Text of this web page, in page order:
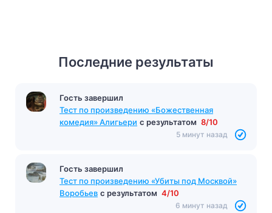
Последние результаты
Гость завершил
Тест по произведению «Божественная
комедия» Алигьери с результатом 8/10
5 минут назад
Гость завершил
Тест по произведению «Убиты под Москвой»
Воробьев с результатом 4/10
6 минут назад